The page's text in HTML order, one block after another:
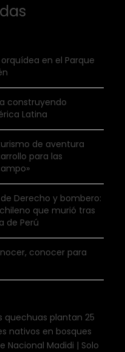
en el Parque
construyendo
Latina
de aventura
para las
Derecho y bombero:
que murió tras
de Perú
conocer para
quechuas plantan 25
nativos en bosques
Nacional Madidi | Solo